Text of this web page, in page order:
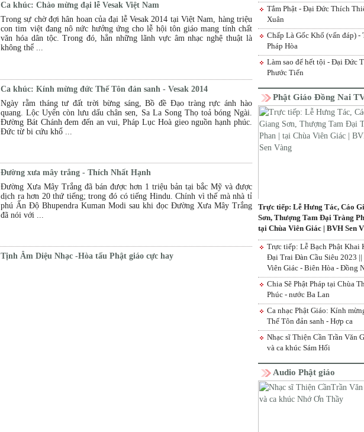
Ca khúc: Chào mừng đại lễ Vesak Việt Nam
Trong sự chờ đợi hân hoan của đại lễ Vesak 2014 tại Việt Nam, hàng triệu
con tim việt đang nô nức hưởng ứng cho lễ hội tôn giáo mang tính chất
văn hóa dân tộc. Trong đó, hẳn những lãnh vực âm nhạc nghệ thuật là
không thể ...
Ca khúc: Kính mừng đức Thế Tôn đản sanh - Vesak 2014
Ngày rằm tháng tư đất trời bừng sáng, Bồ đề Đạo tràng rực ánh hào
quang. Lộc Uyển còn lưu dấu chân sen, Sa La Song Thọ toả bóng Ngài.
Đường Bát Chánh đem đến an vui, Pháp Lục Hoà gieo nguồn hạnh phúc.
Đức từ bi cứu khổ ...
Đường xưa mây trắng - Thích Nhất Hạnh
Đường Xưa Mây Trắng đã bán được hơn 1 triệu bản tại bắc Mỹ và được
dịch ra hơn 20 thứ tiếng; trong đó có tiếng Hindu. Chính vì thế mà nhà tỉ
phú Ấn Độ Bhupendra Kuman Modi sau khi đọc Đường Xưa Mây Trắng
đã nói với ...
Tịnh Âm Diệu Nhạc -Hòa tấu Phật giáo cực hay
Tắm Phật - Đại Đức Thích
Xuân
Chấp Là Gốc Khổ (vấn đáp) -
Pháp Hòa
Làm sao để hết tội - Đại Đức
Phước Tiến
Phật Giáo Đồng Nai
Trực tiếp: Lễ Hưng Tác, Cáo
Sơn, Thượng Tam Đại Tràng
tại Chùa Viên Giác | BVH Sen
Trực tiếp: Lễ Bạch Phật Khai
Đại Trai Đàn Cầu Siêu 2023 ||
Viên Giác - Biên Hòa - Đồng
Chia Sẽ Phật Pháp tại Chùa
Phúc - nước Ba Lan
Ca nhạc Phật Giáo: Kính
Thế Tôn đản sanh - Hợp ca
Nhạc sĩ Thiện Cần Trần Văn
và ca khúc Sám Hối
Audio Phật giáo
TP. Đồng Nai: Chùa Viên Giác,
Hiệp trang nghiêm tổ chức đêm lễ hoa
Khánh vía Đức Quán Thế Âm Bồ Tát
Đồng Tháp: Trang bị kỹ năng an toàn
thông và phòng cháy chữa cháy cho
Mầm Sen Đạo Đức
Ni sư Thích Nữ Như Lan thuyết giảng
“Lịch sử cuộc đời Đức Phật” tại khóa
Sen Đạo Đức lần thứ 7